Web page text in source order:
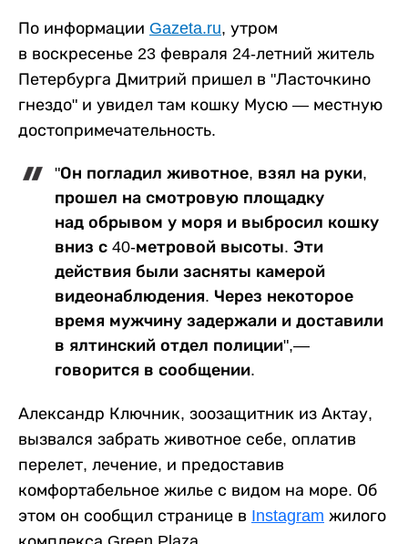
По информации Gazeta.ru, утром
в воскресенье 23 февраля 24-летний житель
Петербурга Дмитрий пришел в "Ласточкино
гнездо" и увидел там кошку Мусю — местную
достопримечательность.
"Он погладил животное, взял на руки,
прошел на смотровую площадку
над обрывом у моря и выбросил кошку
вниз с 40-метровой высоты. Эти
действия были засняты камерой
видеонаблюдения. Через некоторое
время мужчину задержали и доставили
в ялтинский отдел полиции",—
говорится в сообщении.
Александр Ключник, зоозащитник из Актау,
вызвался забрать животное себе, оплатив
перелет, лечение, и предоставив
комфортабельное жилье с видом на море. Об
этом он сообщил странице в Instagram жилого